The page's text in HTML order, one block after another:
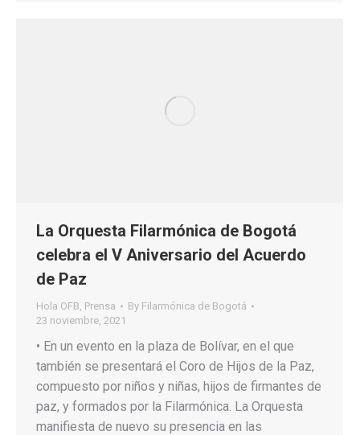
La Orquesta Filarmónica de Bogotá
celebra el V Aniversario del Acuerdo
de Paz
Hola OFB Prensa By Filarmónica de Bogotá
23 noviembre, 2021
• En un evento en la plaza de Bolívar, en el que
también se presentará el Coro de Hijos de la Paz,
compuesto por niños y niñas, hijos de firmantes de
paz, y formados por la Filarmónica. La Orquesta
manifiesta de nuevo su presencia en las